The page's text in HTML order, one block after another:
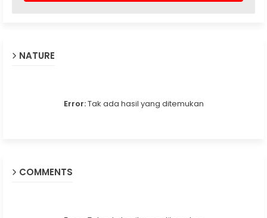
NATURE
Error:Tak ada hasil yang ditemukan
COMMENTS